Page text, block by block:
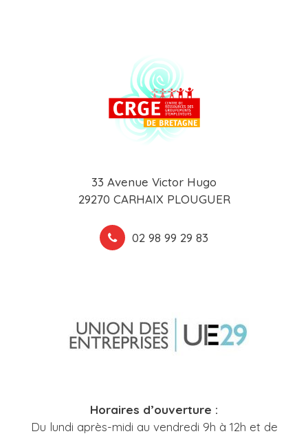
33 Avenue Victor Hugo
29270 CARHAIX PLOUGUER
02 98 99 29 83
Horaires d’ouverture :
Du lundi après-midi au vendredi 9h à 12h et de